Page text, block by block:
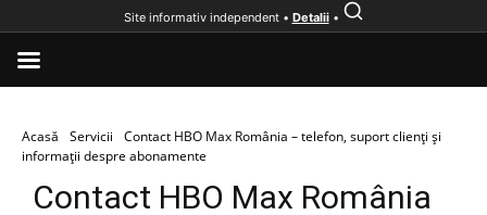
Acasă Servicii
Contact HBO Max România – telefon, suport clienți și
informații despre abonamente
Contact HBO Max România
Site informativ independent • Detalii•